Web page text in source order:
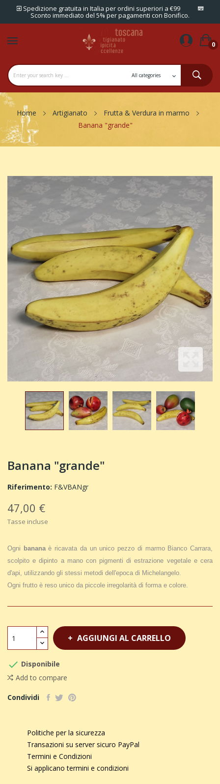
Spedizione gratuita in Italia per ordini superiori a €99
Sconto immediato del 5% per pagamenti con Bonifico.
0
Home Artigianato
Frutta & Verdura in marmo
Banana "grande"
Banana "grande"
Riferimento: F&VBANgr
47,00 €
Tasse incluse
Ogni bananaè ricavata da un unico pezzo di marmo Bianco Carrara,
scolpito e dipinto a mano con pigmenti di estrazione vegetale e cera
d'api, utilizzando gli stessi metodi dell'epoca di Michelangelo.
Ogni frutto è reso unico da piccole irregolarità di forma e colore.
AGGIUNGI AL CARRELLO
 Disponibile
Add to compare
Condividi
Politiche per la sicurezza
Transazioni su server sicuro PayPal
Termini e Condizioni
Si applicano termini e condizioni